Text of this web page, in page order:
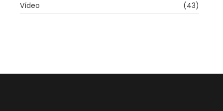
Vídeo
(43)